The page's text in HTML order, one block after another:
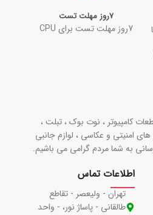
تا
7روز مهلت تست
7روز مهلت تست برای CPU
کامپیوتر ، نوت بوک ، تبلت ،
امنیتی و عکاسی ، لوازم جانبی
به شما مردم گرامی می باشیم.
اطلاعات تماس
تهران - ولیعصر - تقاطع
طالقانی - پاساژ نور، - واحد